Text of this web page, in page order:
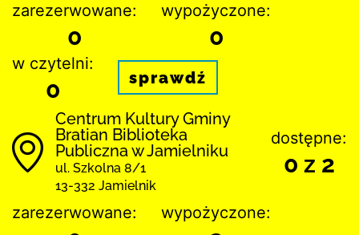
zarezerwowane:
0
wypożyczone:
0
w czytelni:
0 sprawdź
Centrum Kultury Gminy
Bratian Biblioteka
Publiczna w Jamielniku
ul. Szkolna 8/1
13-332 Jamielnik
dostępne:
0 z 2
zarezerwowane: wypożyczone: